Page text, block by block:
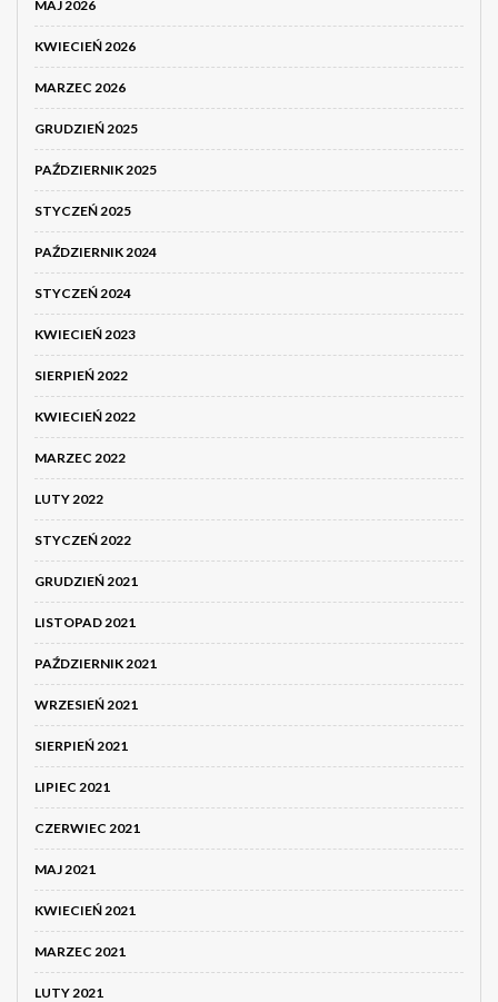
MAJ 2026
KWIECIEŃ 2026
MARZEC 2026
GRUDZIEŃ 2025
PAŹDZIERNIK 2025
STYCZEŃ 2025
PAŹDZIERNIK 2024
STYCZEŃ 2024
KWIECIEŃ 2023
SIERPIEŃ 2022
KWIECIEŃ 2022
MARZEC 2022
LUTY 2022
STYCZEŃ 2022
GRUDZIEŃ 2021
LISTOPAD 2021
PAŹDZIERNIK 2021
WRZESIEŃ 2021
SIERPIEŃ 2021
LIPIEC 2021
CZERWIEC 2021
MAJ 2021
KWIECIEŃ 2021
MARZEC 2021
LUTY 2021